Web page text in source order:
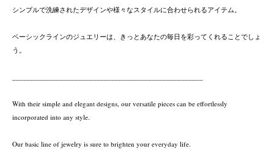
シンプルで洗練されたデザインや様々なスタイルに合わせられるアイテム。
ベーシックラインのジュエリーは、きっとあなたの毎日を彩ってくれることでしょ
う。
With their simple and elegant designs, our versatile pieces can be effortlessly
incorporated into any style.
Our basic line of jewelry is sure to brighten your everyday life.